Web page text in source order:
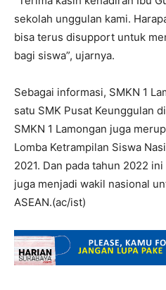
sekolah unggulan kami.
bisa terus disupport untuk
bagi siswa”, ujarnya.
Sebagai informasi, SMKN 1
satu SMK Pusat Keunggulan
SMKN 1 Lamongan juga
Lomba Ketrampilan Siswa
2021. Dan pada tahun 2022
juga menjadi wakil nasional
ASEAN.(ac/ist)